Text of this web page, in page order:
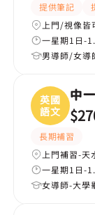
提供筆記
上門/視像皆
一星期1日-
男導師/女導
英國
語文
中
長期補習
上門補習-天
一星期1日-
女導師-大學